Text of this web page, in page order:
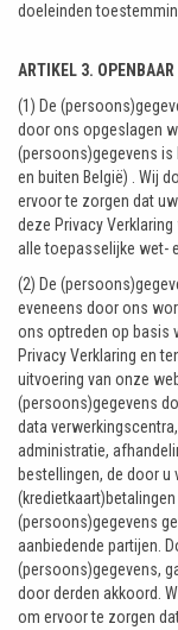
doeleinden
ARTIKEL 3.
(1) De
door ons opgeslagen
(persoons)gegevens is
en buiten België) . Wij
ervoor te zorgen dat
deze Privacy
alle toepasselijke wet-
(2) De
eveneens door ons
ons optreden op basis
Privacy Verklaring en
uitvoering van onze
(persoons)gegevens
data
administratie,
bestellingen, de door u
(persoons)gegevens
aanbiedende partijen.
(persoons)gegevens,
door derden akkoord.
om ervoor te zorgen